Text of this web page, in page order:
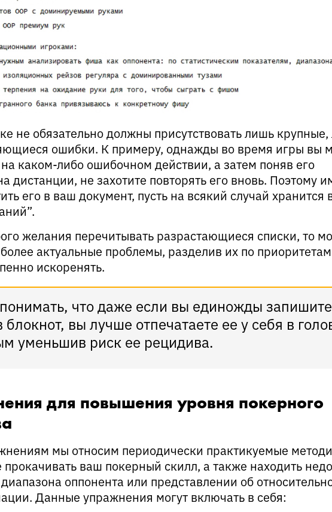
не обязательно должны присутствовать лишь крупные,
ошибки. К примеру, однажды во время игры вы
каком-либо ошибочном действии, а затем поняв его
дистанции, не захотите повторять его вновь. Поэтому
его в ваш документ, пусть на всякий случай хранится
желания перечитывать разрастающиеся списки, то
актуальные проблемы, разделив их по
искоренять.
что даже если вы единожды запишите
вы лучше отпечатаете ее у себя в
уменьшив риск ее рецидива.
для повышения уровня покерного
мы относим периодически практикуемые
ваш покерный скилл, а также находить
оппонента или представлении об
Данные упражнения могут включать в себя: